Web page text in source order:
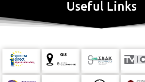
Useful Links